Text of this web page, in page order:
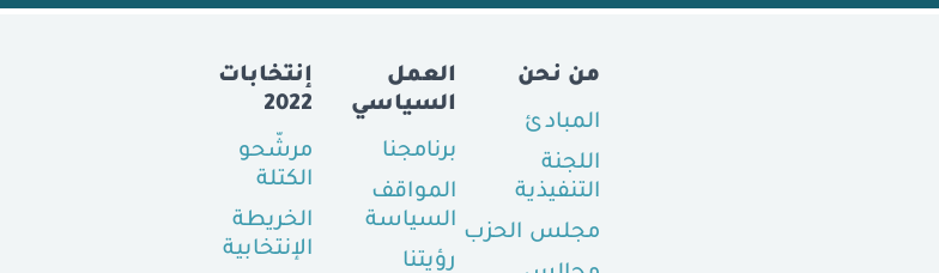
إنتخابات
2022
مرشّحو
الكتلة
الخريطة
الإنتخابية
العمل
السياسي
برنامجنا
المواقف
السياسة
رؤيتنا
من نحن
المبادئ
اللجنة
التنفيذية
مجلس الحزب